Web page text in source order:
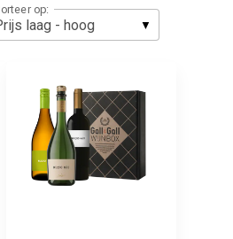
op: